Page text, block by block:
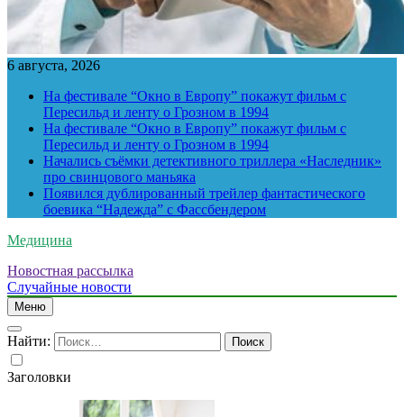
6 августа, 2026
На фестивале “Окно в Европу” покажут фильм с
Пересильд и ленту о Грозном в 1994
На фестивале “Окно в Европу” покажут фильм с
Пересильд и ленту о Грозном в 1994
Начались съёмки детективного триллера «Наследник»
про свинцового маньяка
Появился дублированный трейлер фантастического
боевика “Надежда” с Фассбендером
Медицина
Новостная рассылка
Случайные новости
Меню
Найти:
Заголовки